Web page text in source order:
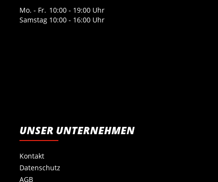
Mo. - Fr. 10:00 - 19:00 Uhr
Samstag 10:00 - 16:00 Uhr
UNSER UNTERNEHMEN
Kontakt
Datenschutz
AGB